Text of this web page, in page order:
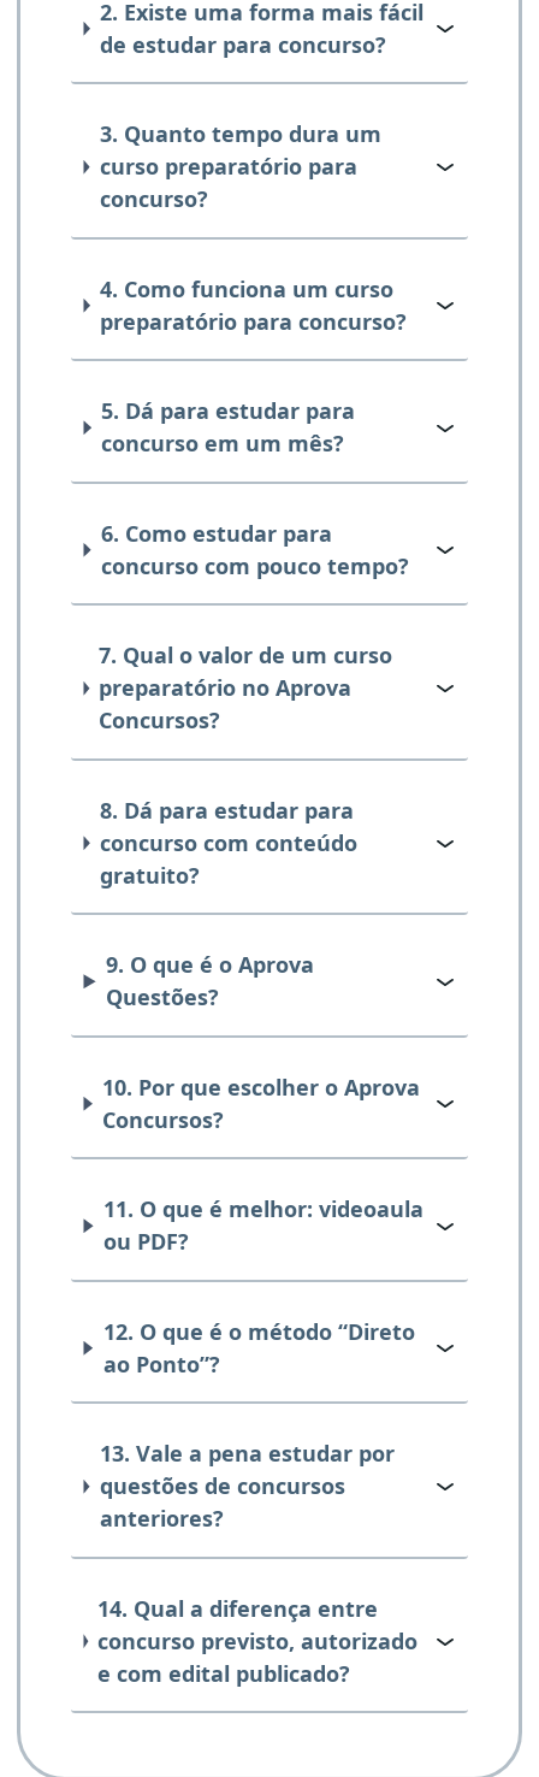
2. Existe uma forma mais fácil
de estudar para concurso?
3. Quanto tempo dura um
curso preparatório para
concurso?
4. Como funciona um curso
preparatório para concurso?
5. Dá para estudar para
concurso em um mês?
6. Como estudar para
concurso com pouco tempo?
7. Qual o valor de um curso
preparatório no Aprova
Concursos?
8. Dá para estudar para
concurso com conteúdo
gratuito?
9. O que é o Aprova
Questões?
10. Por que escolher o Aprova
Concursos?
11. O que é melhor: videoaula
ou PDF?
12. O que é o método “Direto
ao Ponto”?
13. Vale a pena estudar por
questões de concursos
anteriores?
14. Qual a diferença entre
concurso previsto, autorizado
e com edital publicado?